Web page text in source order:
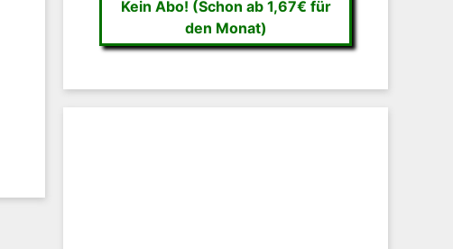
Kein Abo! (Schon ab 1,67€ für
den Monat)